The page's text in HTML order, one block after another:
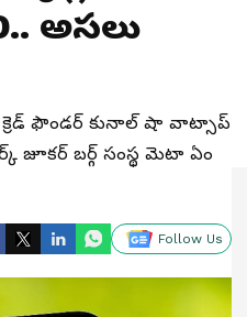
అసలు
క్రెడ్ ఫౌండర్ కునాల్ షా వాట్సాప్
బర్గ్ సంస్థ మెటా ఏం
Follow Us